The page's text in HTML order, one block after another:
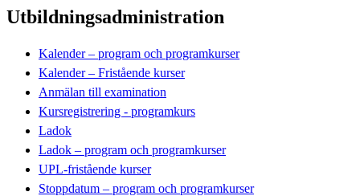
Utbildningsadministration
Kalender – program och programkurser
Kalender – Fristående kurser
Anmälan till examination
Kursregistrering - programkurs
Ladok
Ladok – program och programkurser
UPL-fristående kurser
Stoppdatum – program och programkurser